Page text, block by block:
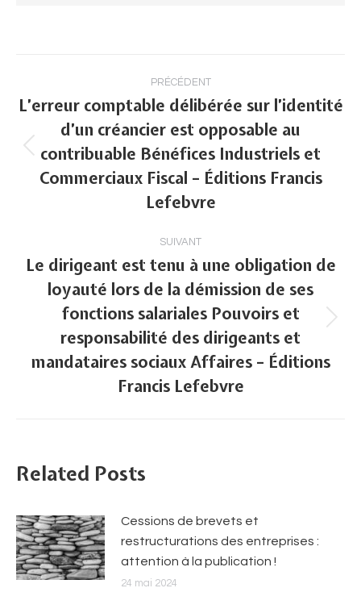
Navigation
article
PRÉCÉDENT
Article
précédent
L’erreur comptable délibérée sur l’identité
d’un créancier est opposable au
contribuable Bénéfices Industriels et
Commerciaux Fiscal – Éditions Francis
Lefebvre
SUIVANT
suivant
:
Le dirigeant est tenu à une obligation de
loyauté lors de la démission de ses
fonctions salariales Pouvoirs et
responsabilité des dirigeants et
mandataires sociaux Affaires – Éditions
Francis Lefebvre
Related Posts
Cessions de brevets et
restructurations des entreprises :
attention à la publication !
24 mai 2024